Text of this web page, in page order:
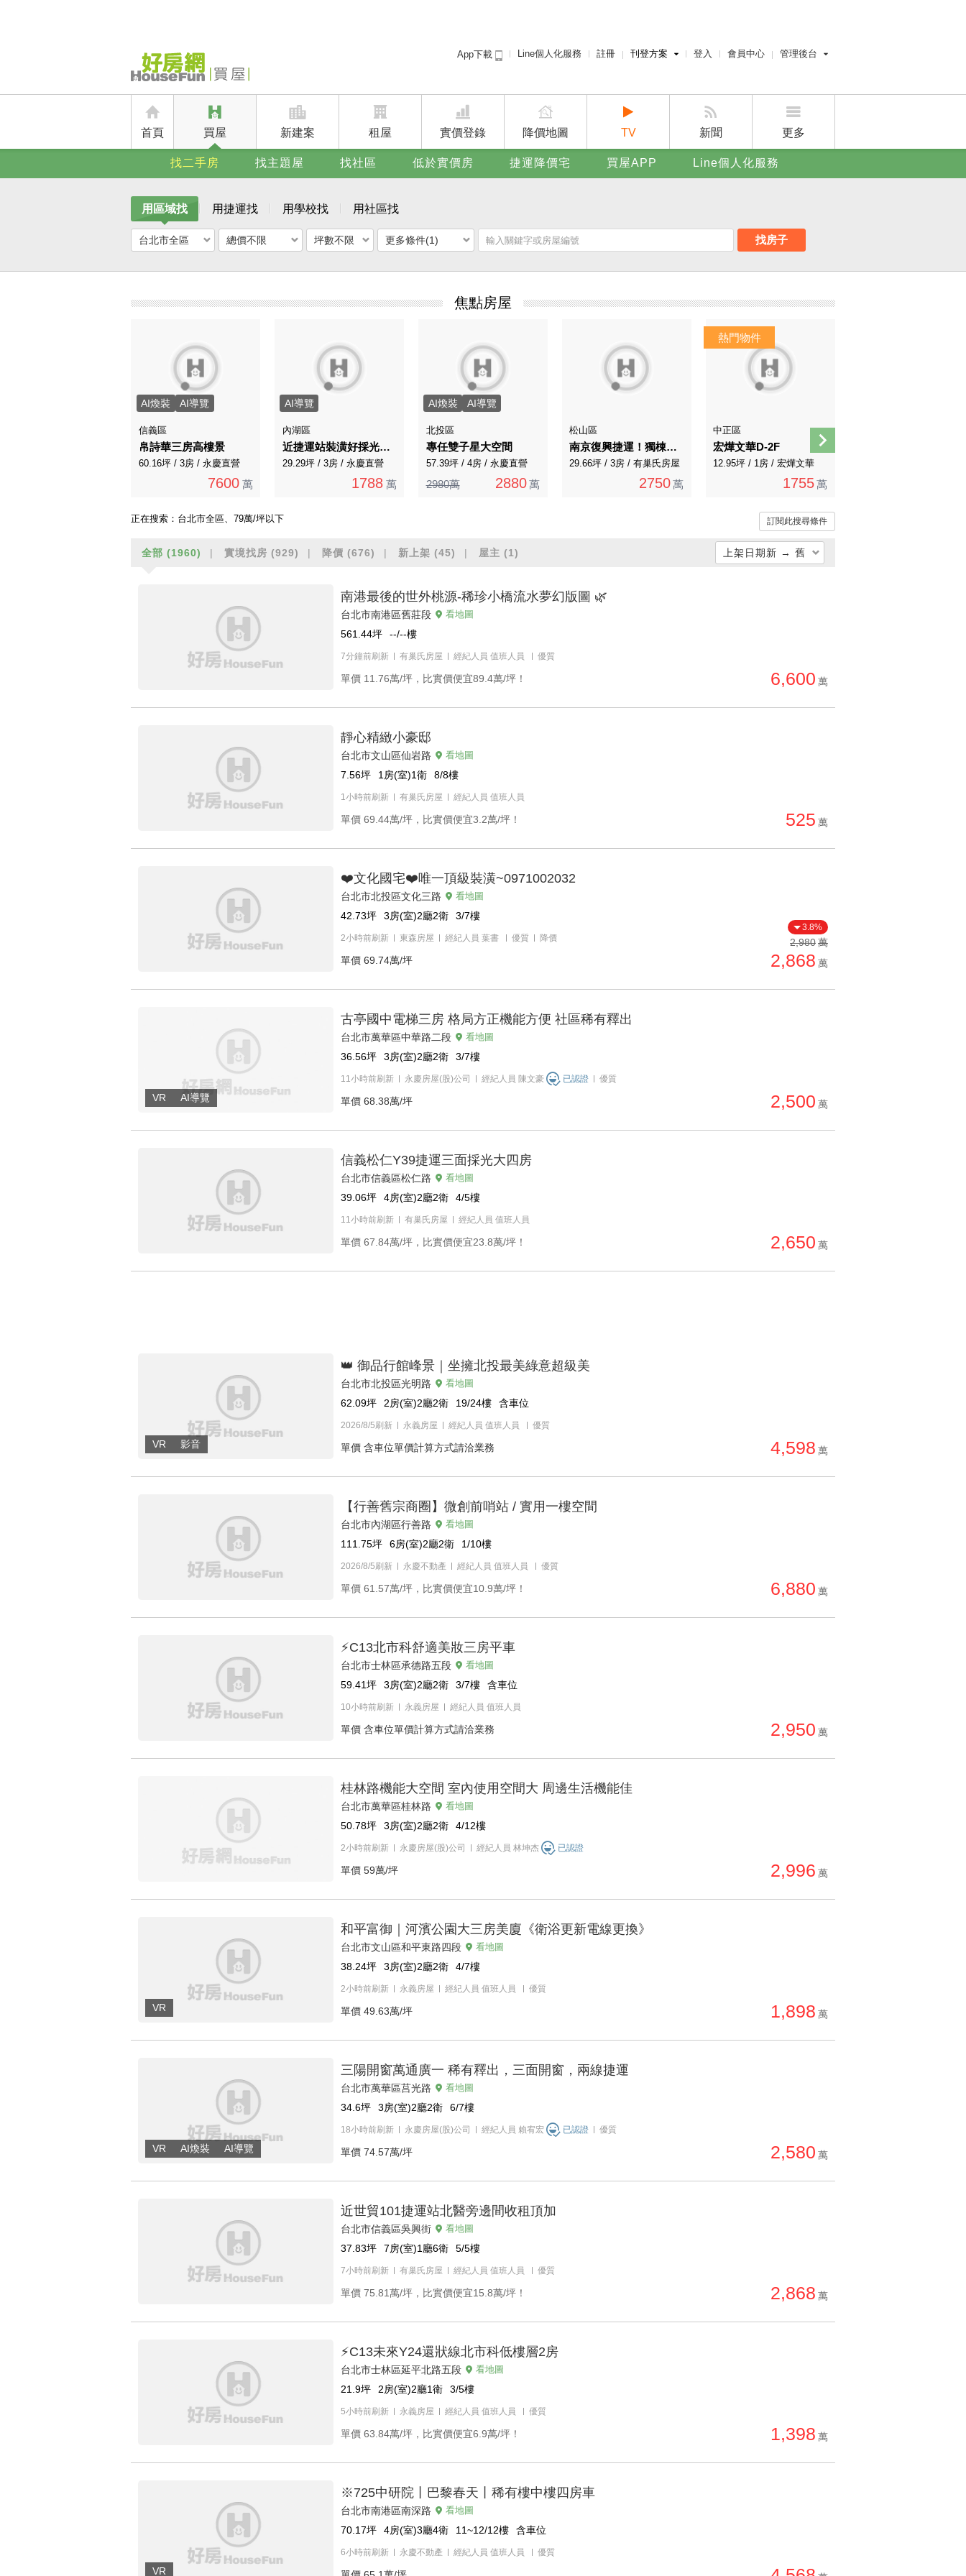
App下載 Line個人化服務 註冊 刊登方案
賣屋刊登
廣告刊登
登入 會員中心 管理後台
屋主管理後台
首頁 買屋 新建案 租屋 實價登錄 降價地圖 TV 新聞 更多
賣屋刊登
找二手房 找主題屋 找社區 低於實價房 捷運降價宅 買屋APP Line個人化服務
用區域找 用捷運找 用學校找 用社區找
台北市全區 總價不限 坪數不限 更多條件(1) 找房子
焦點房屋
AI煥裝 AI導覽
信義區
帛詩華三房高樓景
60.16坪 / 3房 / 永慶直營
7600 萬
AI導覽
內湖區
近捷運站裝潢好採光棒有承租車位走路僅需跨越五分街
29.29坪 / 3房 / 永慶直營
1788 萬
AI煥裝 AI導覽
北投區
專任雙子星大空間
57.39坪 / 4房 / 永慶直營
2980萬 2880 萬
松山區
南京復興捷運！獨棟邊間三房美寓！
29.66坪 / 3房 / 有巢氏房屋
2750 萬
中正區
宏燁文華D-2F
12.95坪 / 1房 / 宏燁文華
1755 萬
正在搜索： 台北市全區、79萬/坪以下 訂閱此搜尋條件
全部 (1960) 實境找房 (929) 降價 (676) 新上架 (45) 屋主 (1) 上架日期新 → 舊
降價幅度高 → 低
月熱門度高 → 低
南港最後的世外桃源-稀珍小橋流水夢幻版圖 🌿
台北市南港區舊莊段 看地圖
561.44坪 --/--樓
7分鐘前刷新 有巢氏房屋 經紀人員 值班人員 優質
單價 11.76萬/坪，比實價便宜89.4萬/坪！ 6,600 萬
靜心精緻小豪邸
台北市文山區仙岩路 看地圖
7.56坪 1房(室)1衛 8/8樓
1小時前刷新 有巢氏房屋 經紀人員 值班人員
單價 69.44萬/坪，比實價便宜3.2萬/坪！ 525 萬
❤️文化國宅❤️唯一頂級裝潢~0971002032
台北市北投區文化三路 看地圖
42.73坪 3房(室)2廳2衛 3/7樓
2小時前刷新 東森房屋 經紀人員 葉書 優質 降價
單價 69.74萬/坪
3.8%
2,980萬
2,868 萬
古亭國中電梯三房 格局方正機能方便 社區稀有釋出
台北市萬華區中華路二段 看地圖
36.56坪 3房(室)2廳2衛 3/7樓
11小時前刷新 永慶房屋(股)公司 經紀人員 陳文豪 已認證 優質
單價 68.38萬/坪 2,500 萬
信義松仁Y39捷運三面採光大四房
台北市信義區松仁路 看地圖
39.06坪 4房(室)2廳2衛 4/5樓
11小時前刷新 有巢氏房屋 經紀人員 值班人員
單價 67.84萬/坪，比實價便宜23.8萬/坪！ 2,650 萬
👑 御品行館峰景｜坐擁北投最美綠意超級美
台北市北投區光明路 看地圖
62.09坪 2房(室)2廳2衛 19/24樓 含車位
2026/8/5刷新 永義房屋 經紀人員 值班人員 優質
單價 含車位單價計算方式請洽業務 4,598 萬
【行善舊宗商圈】微創前哨站 / 實用一樓空間
台北市內湖區行善路 看地圖
111.75坪 6房(室)2廳2衛 1/10樓
2026/8/5刷新 永慶不動產 經紀人員 值班人員 優質
單價 61.57萬/坪，比實價便宜10.9萬/坪！ 6,880 萬
⚡C13北市科舒適美妝三房平車
台北市士林區承德路五段 看地圖
59.41坪 3房(室)2廳2衛 3/7樓 含車位
10小時前刷新 永義房屋 經紀人員 值班人員
單價 含車位單價計算方式請洽業務 2,950 萬
桂林路機能大空間 室內使用空間大 周邊生活機能佳
台北市萬華區桂林路 看地圖
50.78坪 3房(室)2廳2衛 4/12樓
2小時前刷新 永慶房屋(股)公司 經紀人員 林坤杰 已認證
單價 59萬/坪 2,996 萬
和平富御｜河濱公園大三房美廈《衛浴更新電線更換》
台北市文山區和平東路四段 看地圖
38.24坪 3房(室)2廳2衛 4/7樓
2小時前刷新 永義房屋 經紀人員 值班人員 優質
單價 49.63萬/坪 1,898 萬
三陽開窗萬通廣一 稀有釋出，三面開窗，兩線捷運
台北市萬華區莒光路 看地圖
34.6坪 3房(室)2廳2衛 6/7樓
18小時前刷新 永慶房屋(股)公司 經紀人員 賴宥宏 已認證 優質
單價 74.57萬/坪 2,580 萬
近世貿101捷運站北醫旁邊間收租頂加
台北市信義區吳興街 看地圖
37.83坪 7房(室)1廳6衛 5/5樓
7小時前刷新 有巢氏房屋 經紀人員 值班人員 優質
單價 75.81萬/坪，比實價便宜15.8萬/坪！ 2,868 萬
⚡C13未來Y24還狀線北市科低樓層2房
台北市士林區延平北路五段 看地圖
21.9坪 2房(室)2廳1衛 3/5樓
5小時前刷新 永義房屋 經紀人員 值班人員 優質
單價 63.84萬/坪，比實價便宜6.9萬/坪！ 1,398 萬
※725中研院丨巴黎春天丨稀有樓中樓四房車
台北市南港區南深路 看地圖
70.17坪 4房(室)3廳4衛 11~12/12樓 含車位
6小時前刷新 永慶不動產 經紀人員 值班人員 優質